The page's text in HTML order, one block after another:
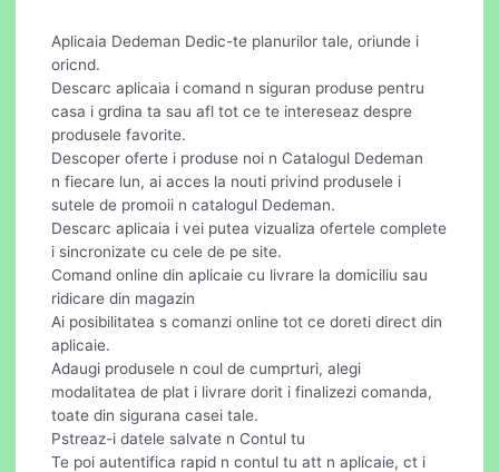
Aplicaia Dedeman Dedic-te planurilor tale, oriunde i
oricnd.
Descarc aplicaia i comand n siguran produse pentru
casa i grdina ta sau afl tot ce te intereseaz despre
produsele favorite.
Descoper oferte i produse noi n Catalogul Dedeman
n fiecare lun, ai acces la nouti privind produsele i
sutele de promoii n catalogul Dedeman.
Descarc aplicaia i vei putea vizualiza ofertele complete
i sincronizate cu cele de pe site.
Comand online din aplicaie cu livrare la domiciliu sau
ridicare din magazin
Ai posibilitatea s comanzi online tot ce doreti direct din
aplicaie.
Adaugi produsele n coul de cumprturi, alegi
modalitatea de plat i livrare dorit i finalizezi comanda,
toate din sigurana casei tale.
Pstreaz-i datele salvate n Contul tu
Te poi autentifica rapid n contul tu att n aplicaie, ct i